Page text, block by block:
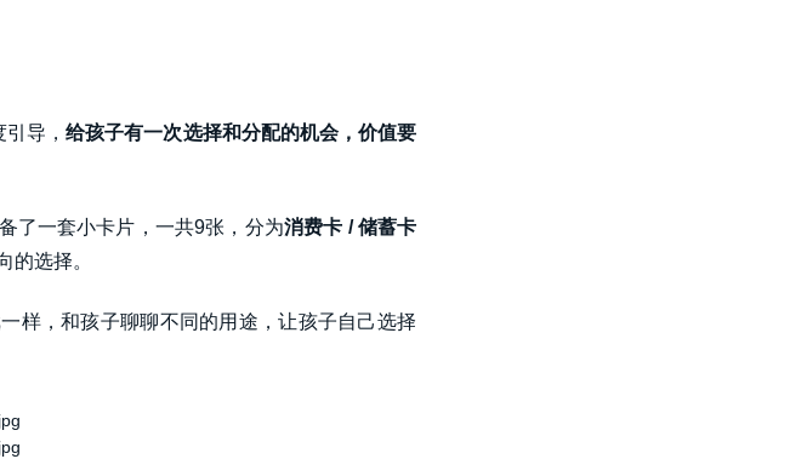
引导，给孩子有一次选择和分配的机会，价值要
了一套小卡片，一共9张，分为消费卡 / 储蓄卡
的选择。
样，和孩子聊聊不同的用途，让孩子自己选择